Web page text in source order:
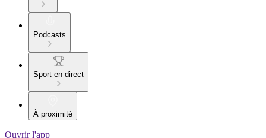
Podcasts
Sport en direct
À proximité
Ouvrir l'app